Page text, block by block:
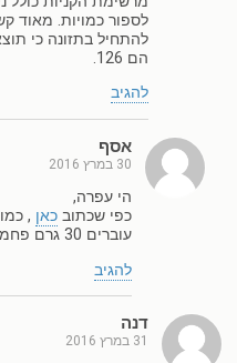
לספור כמויות. מאוד
הם 126.
להגיב
אסף
30 במרץ 2016
הי עפרה,
כפי שכתוב כאן ,
עוברים 30 גרם פחמימות ליום.
להגיב
דנה
31 במרץ 2016